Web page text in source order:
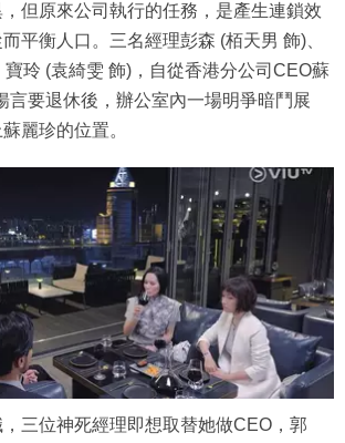
但原來公司執行的任務，是產生連鎖效
平衡人口。三名經理彭森 (栢天男 飾)、
玲 (袁綺雯 飾)，自從香港分公司CEO蘇
言要退休後，辦公室內一場明爭暗鬥展
麗珍的位置。
三位神死經理即想取替她做CEO，郭